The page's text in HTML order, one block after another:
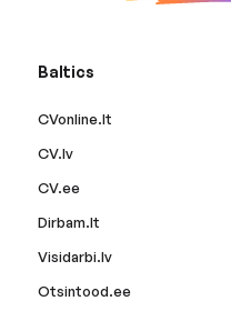
Baltics
CVonline.lt
CV.lv
CV.ee
Dirbam.lt
Visidarbi.lv
Otsintood.ee